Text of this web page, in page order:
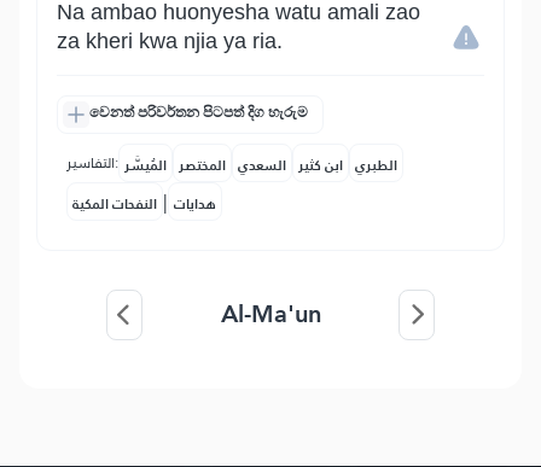
Na ambao huonyesha watu amali zao
za kheri kwa njia ya ria.
වෙනත් පරිවර්තන පිටපත් දිග හැරුම
التفاسير: المُيسَّر المختصر السعدي ابن كثير الطبري
النفحات المكية | هدايات
Al-Ma'un